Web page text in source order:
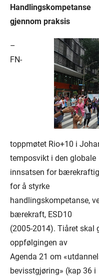
Handlingskompetanse
gjennom praksis
–
FN-
toppmøtet Rio+10 i
temposvikt i den globale
innsatsen for
for å styrke
handlingskompetanse,
bærekraft, ESD10
(2005-2014). Tiåret skal
oppfølgingen av
Agenda 21 om
bevisstgjøring» (kap 36 i